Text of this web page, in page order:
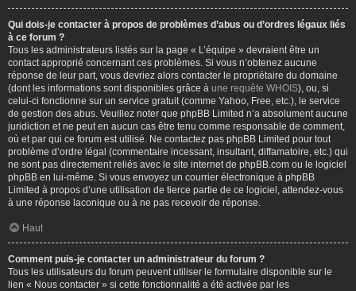
Qui dois-je contacter à propos de problèmes d’abus ou d’ordres légaux liés
à ce forum ?
Tous les administrateurs listés sur la page « L’équipe » devraient être un
contact approprié concernant ces problèmes. Si vous n’obtenez aucune
réponse de leur part, vous devriez alors contacter le propriétaire du domaine
(dont les informations sont disponibles grâce à une requête WHOIS), ou, si
celui-ci fonctionne sur un service gratuit (comme Yahoo, Free, etc.), le service
de gestion des abus. Veuillez noter que phpBB Limited n’a absolument aucune
juridiction et ne peut en aucun cas être tenu comme responsable de comment,
où et par qui ce forum est utilisé. Ne contactez pas phpBB Limited pour tout
problème d’ordre légal (commentaire incessant, insultant, diffamatoire, etc.) qui
ne sont pas directement reliés avec le site internet de phpBB.com ou le logiciel
phpBB en lui-même. Si vous envoyez un courrier électronique à phpBB
Limited à propos d’une utilisation de tierce partie de ce logiciel, attendez-vous
à une réponse laconique ou à ne pas recevoir de réponse.
Haut
Comment puis-je contacter un administrateur du forum ?
Tous les utilisateurs du forum peuvent utiliser le formulaire disponible sur le
lien « Nous contacter » si cette fonctionnalité a été activée par les